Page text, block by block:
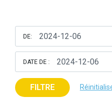
DE:
DATE DE :
FILTRE